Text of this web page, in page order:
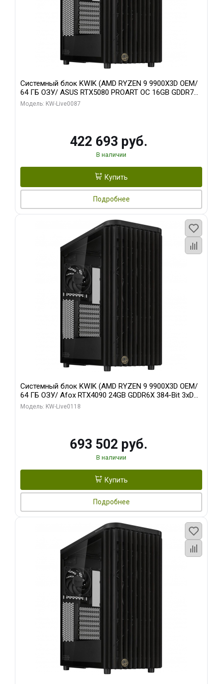
Системный блок KWIK (AMD RYZEN 9 9900X3D OEM/
64 ГБ ОЗУ/ ASUS RTX5080 PROART OC 16GB GDDR7
256bit Type-C DP 2/ 1 ТБ SSD)
Модель: KW-Live0087
422 693 руб.
В наличии
Купить
Подробнее
Системный блок KWIK (AMD RYZEN 9 9900X3D OEM/
64 ГБ ОЗУ/ Afox RTX4090 24GB GDDR6X 384-Bit 3xDP
HDMI ATX Turbo/ 960 ГБ SSD)
Модель: KW-Live0118
693 502 руб.
В наличии
Купить
Подробнее